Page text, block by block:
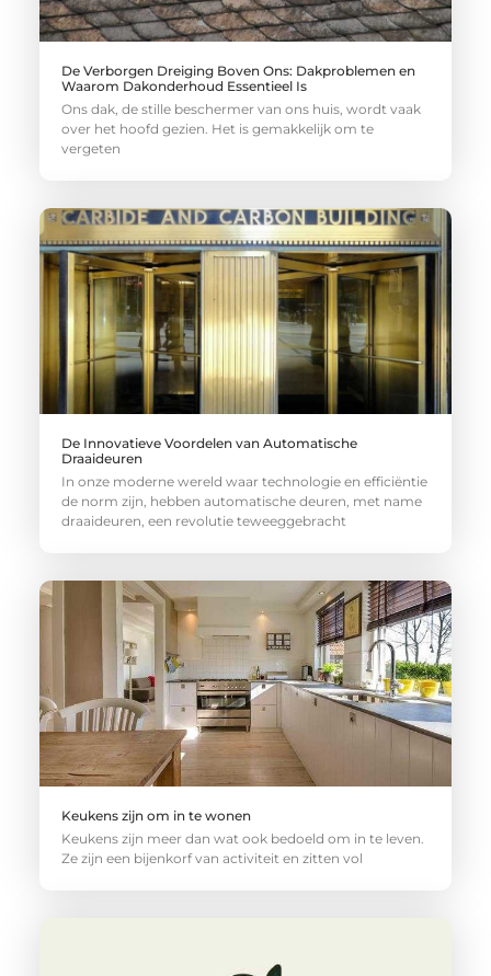
De Verborgen Dreiging Boven Ons: Dakproblemen en
Waarom Dakonderhoud Essentieel Is
Ons dak, de stille beschermer van ons huis, wordt vaak
over het hoofd gezien. Het is gemakkelijk om te
vergeten
De Innovatieve Voordelen van Automatische
Draaideuren
In onze moderne wereld waar technologie en efficiëntie
de norm zijn, hebben automatische deuren, met name
draaideuren, een revolutie teweeggebracht
Keukens zijn om in te wonen
Keukens zijn meer dan wat ook bedoeld om in te leven.
Ze zijn een bijenkorf van activiteit en zitten vol